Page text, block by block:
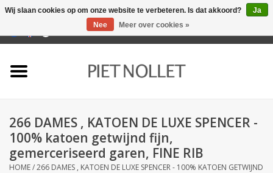
Badlinnen
Bedlinnen
266 DAMES , KATOEN DE LUXE SPENCER -
100% katoen getwijnd fijn,
gemerceriseerd garen, FINE RIB
HOME/266 DAMES , KATOEN DE LUXE SPENCER - 100% KATOEN GETWIJND
Wij slaan cookies op om onze website te verbeteren. Is dat akkoord?
Ja
Nee
Meer over cookies »